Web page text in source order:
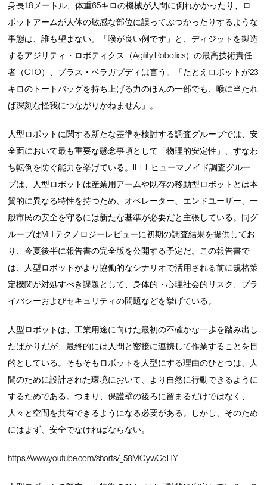
身長1.8メートル、体重65キロの機械が人間に倒れかかったり、ロ
ボットアームが人体の敏感な部位に誤ってぶつかったりするような
事態は、誰も望まない。「喉が良い例です」と、ディジットを製造
するアジリティ・ロボティクス（Agility Robotics）の最高技術責任
者（CTO）、プラス・ベラガプディは言う。「たとえロボットが23
キロのトートバッグを持ち上げる力のほんの一部でも、喉に当たれ
ば深刻な怪我につながりかねません」。
人型ロボットに関する新たな基準を検討する調査グループでは、安
全面において最も重要な懸念事項として「物理的安定性」、すなわ
ち転倒を防ぐ能力を挙げている。IEEEヒューマノイド調査グルー
プは、人型ロボットは産業用アームや既存の移動型ロボットとは本
質的に異なる特性を持つため、オペレーター、エンドユーザー、一
般市民の安全を守るには新たな基準が必要だと主張している。同グ
ループはMITテクノロジーレビューに初期の調査結果を提供してお
り、今夏後半に報告書の完全版を公開する予定だ。この報告書で
は、人型ロボットがより協働的なシナリオで活用される前に規格策
定機関が対処すべき課題として、身体的・心理社会的リスク、プラ
イバシーおよびセキュリティの問題などを挙げている。
人型ロボットは、工業用途に向けた最初の不確かな一歩を踏み出し
たばかりだが、最終的には人間と密接に連携して作業することを目
的としている。そもそもロボットを人型にする理由のひとつは、人
間のために設計された環境において、より自然に行動できるように
するためである。つまり、保護壁の後ろに留まるだけではなく、
人々と空間を共有できるようになる必要がある。しかし、そのため
にはまず、安全でなければならない。
https://www.youtube.com/shorts/_58MOywGqHY